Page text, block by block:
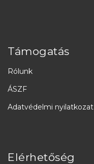
Támogatás
Rólunk
ÁSZF
Adatvédelmi nyilatkozat
Elérhetőség